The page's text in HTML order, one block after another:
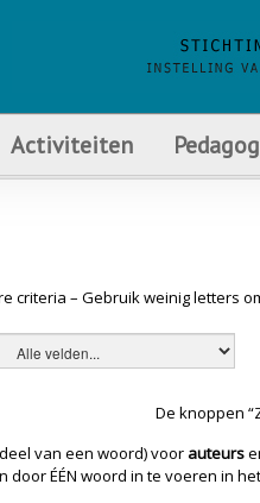
Activiteiten
criteria – Gebruik weinig letters
De knoppen
van een woord) voor auteurs
ÉÉN woord in te voeren in